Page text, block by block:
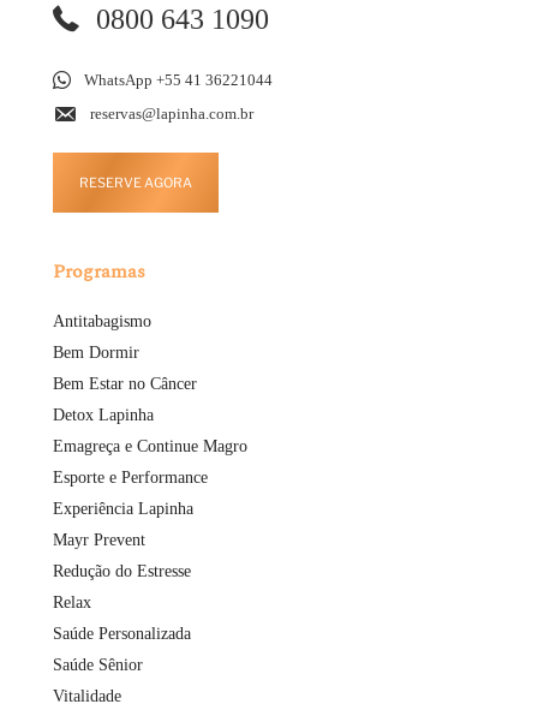
0800 643 1090
WhatsApp +55 41 36221044
reservas@lapinha.com.br
RESERVE AGORA
Programas
Antitabagismo
Bem Dormir
Bem Estar no Câncer
Detox Lapinha
Emagreça e Continue Magro
Esporte e Performance
Experiência Lapinha
Mayr Prevent
Redução do Estresse
Relax
Saúde Personalizada
Saúde Sênior
Vitalidade